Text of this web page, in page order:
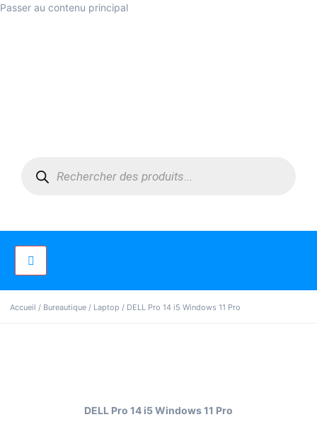
Passer au contenu principal
Accueil / Bureautique / Laptop / DELL Pro 14 i5 Windows 11 Pro
DELL Pro 14 i5 Windows 11 Pro